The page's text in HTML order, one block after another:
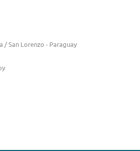
/ San Lorenzo - Paraguay